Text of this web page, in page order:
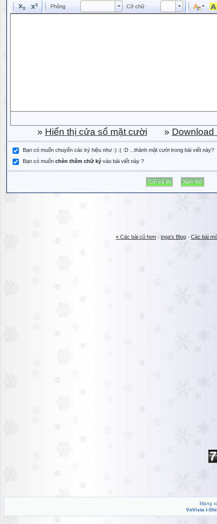
Phông Phông Cỡ chữ Kích cỡ phông
» Hiển thị cửa sổ mặt cười » Download
Bạn có muốn chuyển các ký hiệu như :) :( :D ...thành mặt cười trong bài viết này?
Bạn có muốn chèn thêm chữ ký vào bài viết này ?
« Các bài cũ hơn · inga's Blog · Các bài
Mạng
VnVista I-